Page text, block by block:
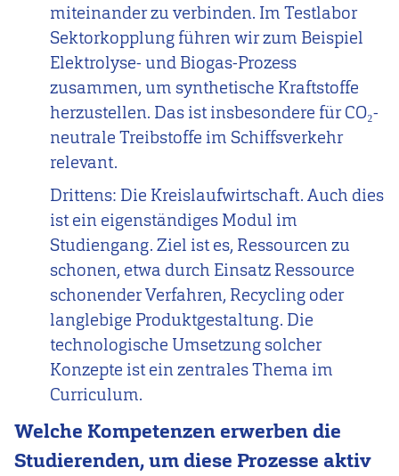
miteinander zu verbinden. Im Testlabor
Sektorkopplung führen wir zum Beispiel
Elektrolyse- und Biogas-Prozess
zusammen, um synthetische Kraftstoffe
herzustellen. Das ist insbesondere für CO₂-
neutrale Treibstoffe im Schiffsverkehr
relevant.
Drittens: Die Kreislaufwirtschaft. Auch dies
ist ein eigenständiges Modul im
Studiengang. Ziel ist es, Ressourcen zu
schonen, etwa durch Einsatz Ressource
schonender Verfahren, Recycling oder
langlebige Produktgestaltung. Die
technologische Umsetzung solcher
Konzepte ist ein zentrales Thema im
Curriculum.
Welche Kompetenzen erwerben die
Studierenden, um diese Prozesse aktiv